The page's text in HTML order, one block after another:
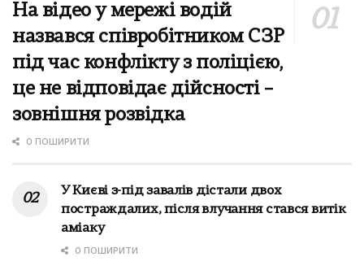
На відео у мережі водій
назвався співробітником СЗР
під час конфлікту з поліцією,
це не відповідає дійсності –
зовнішня розвідка
0 ПОШИРИТИ
У Києві з-під завалів дістали двох
постраждалих, після влучання стався витік
аміаку
0 ПОШИРИТИ